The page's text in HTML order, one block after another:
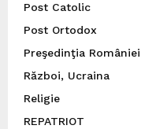
Post Catolic
Post Ortodox
Preşedinţia României
Război, Ucraina
Religie
REPATRIOT